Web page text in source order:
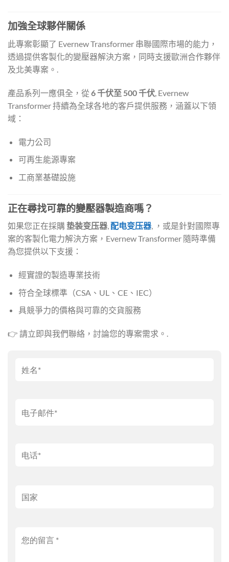
加強全球夥伴關係
此專案彰顯了 Evernew Transformer 串聯國際市場的能力，
透過提供客製化的變壓器解決方案，同時支援歐洲合作夥伴
及北美專案。.
產品系列一應俱全，從6 千伏至 500 千伏, Evernew
Transformer 持續為全球各地的客戶提供服務，涵蓋以下領
域：
電力公司
可再生能源專案
工商業基礎設施
正在尋找可靠的變壓器製造商嗎？
如果您正在採購垫装变压器,配电变压器, ，或是針對國際專
案的客製化電力解決方案，Evernew Transformer 隨時準備
為您提供以下支援：
經實證的製造專業技術
符合全球標準（CSA、UL、CE、IEC）
具競爭力的價格與可靠的交貨服務
👉 請立即與我們聯絡，討論您的專案需求。.